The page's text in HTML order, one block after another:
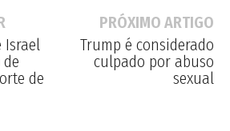
Israel
de
PRÓXIMO ARTIGO
Trump é considerado
culpado por abuso
sexual